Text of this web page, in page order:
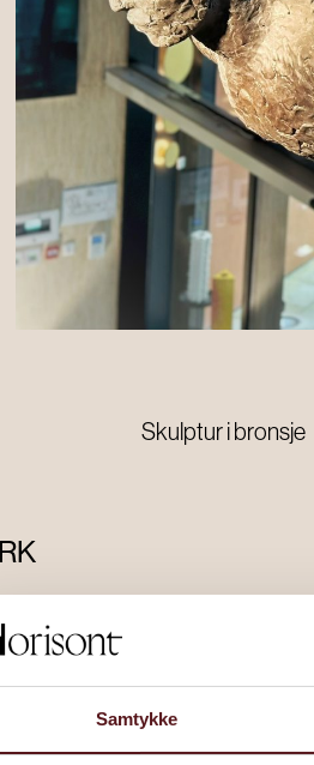
Samtykke
Skulptur i bronsje